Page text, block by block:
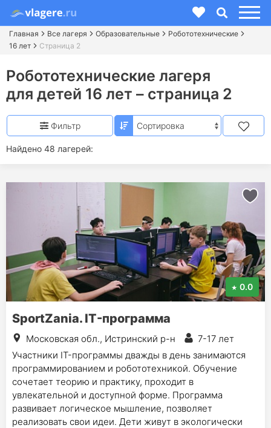
Главная Все лагеря Образовательные
Робототехнические
16 лет
Страница 2
Робототехнические лагеря
для детей 16 лет – страница 2
Найдено 48 лагерей:
Фильтр
0.0
SportZania. IT-программа
Московская обл., Истринский р-н
7-17 лет
Участники IT-программы дважды в день занимаются
программированием и робототехникой. Обучение
сочетает теорию и практику, проходит в
увлекательной и доступной форме. Программа
развивает логическое мышление, позволяет
реализовать свои идеи. Дети живут в экологически